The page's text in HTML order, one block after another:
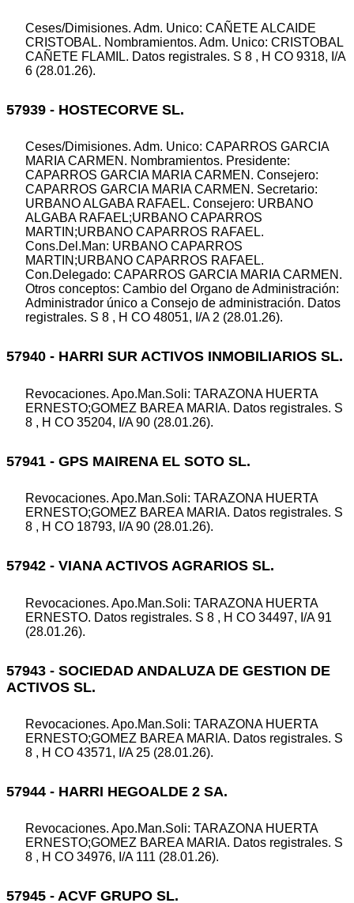
Ceses/Dimisiones. Adm. Unico: CAÑETE ALCAIDE
CRISTOBAL. Nombramientos. Adm. Unico: CRISTOBAL
CAÑETE FLAMIL. Datos registrales. S 8 , H CO 9318, I/A
6 (28.01.26).
57939 - HOSTECORVE SL.
Ceses/Dimisiones. Adm. Unico: CAPARROS GARCIA
MARIA CARMEN. Nombramientos. Presidente:
CAPARROS GARCIA MARIA CARMEN. Consejero:
CAPARROS GARCIA MARIA CARMEN. Secretario:
URBANO ALGABA RAFAEL. Consejero: URBANO
ALGABA RAFAEL;URBANO CAPARROS
MARTIN;URBANO CAPARROS RAFAEL.
Cons.Del.Man: URBANO CAPARROS
MARTIN;URBANO CAPARROS RAFAEL.
Con.Delegado: CAPARROS GARCIA MARIA CARMEN.
Otros conceptos: Cambio del Organo de Administración:
Administrador único a Consejo de administración. Datos
registrales. S 8 , H CO 48051, I/A 2 (28.01.26).
57940 - HARRI SUR ACTIVOS INMOBILIARIOS SL.
Revocaciones. Apo.Man.Soli: TARAZONA HUERTA
ERNESTO;GOMEZ BAREA MARIA. Datos registrales. S
8 , H CO 35204, I/A 90 (28.01.26).
57941 - GPS MAIRENA EL SOTO SL.
Revocaciones. Apo.Man.Soli: TARAZONA HUERTA
ERNESTO;GOMEZ BAREA MARIA. Datos registrales. S
8 , H CO 18793, I/A 90 (28.01.26).
57942 - VIANA ACTIVOS AGRARIOS SL.
Revocaciones. Apo.Man.Soli: TARAZONA HUERTA
ERNESTO. Datos registrales. S 8 , H CO 34497, I/A 91
(28.01.26).
57943 - SOCIEDAD ANDALUZA DE GESTION DE
ACTIVOS SL.
Revocaciones. Apo.Man.Soli: TARAZONA HUERTA
ERNESTO;GOMEZ BAREA MARIA. Datos registrales. S
8 , H CO 43571, I/A 25 (28.01.26).
57944 - HARRI HEGOALDE 2 SA.
Revocaciones. Apo.Man.Soli: TARAZONA HUERTA
ERNESTO;GOMEZ BAREA MARIA. Datos registrales. S
8 , H CO 34976, I/A 111 (28.01.26).
57945 - ACVF GRUPO SL.